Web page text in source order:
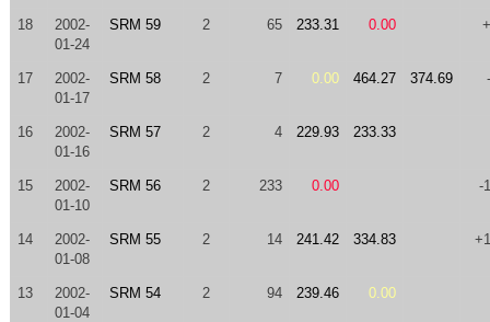
18
2002-
01-24
SRM 59 2 65 233.31 0.00
17
2002-
01-17
SRM 58 2 7 0.00 464.27 374.69
16
2002-
01-16
SRM 57 2 4 229.93 233.33
15
2002-
01-10
SRM 56 2 233 0.00 -
14
2002-
01-08
SRM 55 2 14 241.42 334.83
13
2002-
01-04
SRM 54 2 94 239.46 0.00